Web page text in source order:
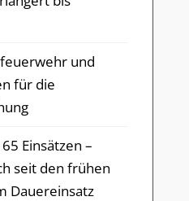
und
für die
Einsätzen –
seit den frühen
Dauereinsatz